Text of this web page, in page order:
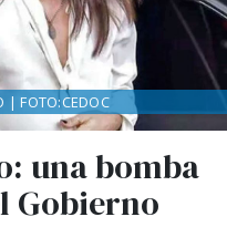
una bomba
Gobierno
| FOTO:CEDOC